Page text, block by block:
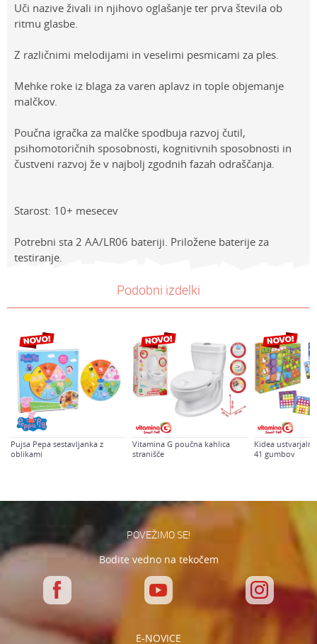
Uči nazive živali in njihovo oglašanje ter prva števila ob
ritmu glasbe.
Z različnimi melodijami in veselimi pesmicami za ples.
Mehke roke iz blaga za varen aplavz in tople objemanje
malčkov.
Poučna igračka za malčke spodbuja razvoj čutil,
psihomotoričnih sposobnosti, kognitivnih sposobnosti in
čustveni razvoj že v najbolj zgodnih fazah odraščanja.
Starost: 10+ mesecev
Potrebni sta 2 AA/LR06 bateriji. Priložene baterije za
testiranje.
POUČNE IGRAČE ZA DOJENČKE
Spol
Univerzalno
Starost
0-12 mesecev
Sporočilo
POŠLJI
Prenesi navodila za uporabo
Podobni izdelki
Pujsa Pepa sestavljanka z
oblikami
Vitamina G poučna kahlica
stranišče
Kidea
41 gumbov
POVEŽIMO SE!
Bodite vedno na tekočem
E-NOVICE